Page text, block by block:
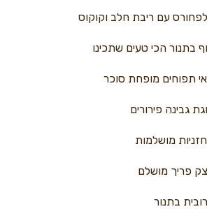
עם ריבת חלב וקוקוס
בתנור הכי טעים שתכינו
תפוחים מופחת סוכר
גבינה פירורים
מושלמות
פריך מושלם
בתנור